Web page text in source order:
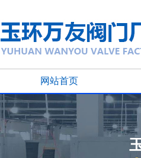
网站首页